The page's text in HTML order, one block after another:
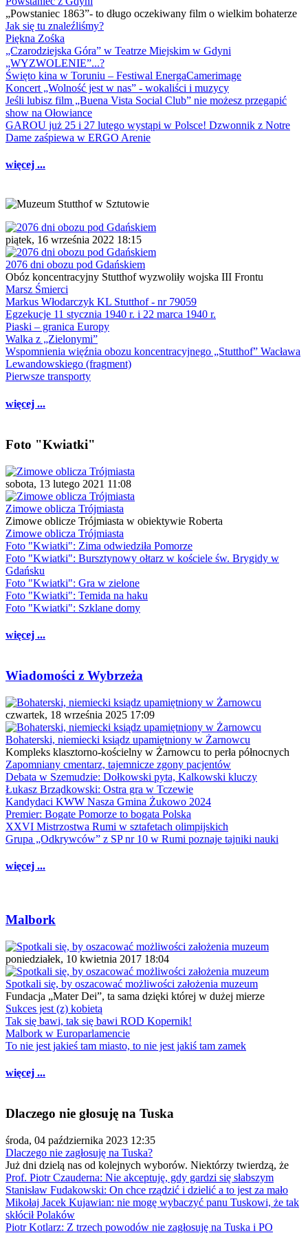
„Powstaniec 1863”- to długo oczekiwany film o wielkim bohaterze
Jak się tu znaleźliśmy?
Piękna Zośka
„Czarodziejska Góra” w Teatrze Miejskim w Gdyni
„WYZWOLENIE”...?
Święto kina w Toruniu – Festiwal EnergaCamerimage
Koncert „Wolność jest w nas” - wokaliści i muzycy
Jeśli lubisz film „Buena Vista Social Club” nie możesz przegapić
show na Ołowiance
GAROU już 25 i 27 lutego wystąpi w Polsce! Dzwonnik z Notre
Dame zaśpiewa w ERGO Arenie
więcej ...
piątek, 16 września 2022 18:15
2076 dni obozu pod Gdańskiem
Obóz koncentracyjny Stutthof wyzwoliły wojska III Frontu
Marsz Śmierci
Markus Włodarczyk KL Stutthof - nr 79059
Egzekucje 11 stycznia 1940 r. i 22 marca 1940 r.
Piaski – granica Europy
Walka z „Zielonymi”
Wspomnienia więźnia obozu koncentracyjnego „Stutthof” Wacława
Lewandowskiego (fragment)
Pierwsze transporty
więcej ...
Foto "Kwiatki"
sobota, 13 lutego 2021 11:08
Zimowe oblicza Trójmiasta
Zimowe oblicze Trójmiasta w obiektywie Roberta
Zimowe oblicza Trójmiasta
Foto "Kwiatki": Zima odwiedziła Pomorze
Foto "Kwiatki": Bursztynowy ołtarz w kościele św. Brygidy w
Gdańsku
Foto "Kwiatki": Gra w zielone
Foto "Kwiatki": Temida na haku
Foto "Kwiatki": Szklane domy
więcej ...
Wiadomości z Wybrzeża
czwartek, 18 września 2025 17:09
Bohaterski, niemiecki ksiądz upamiętniony w Żarnowcu
Kompleks klasztorno-kościelny w Żarnowcu to perła północnych
Zapomniany cmentarz, tajemnicze zgony pacjentów
Debata w Szemudzie: Dołkowski pyta, Kalkowski kluczy
Łukasz Brządkowski: Ostra gra w Tczewie
Kandydaci KWW Nasza Gmina Żukowo 2024
Premier: Bogate Pomorze to bogata Polska
XXVI Mistrzostwa Rumi w sztafetach olimpijskich
Grupa „Odkrywców” z SP nr 10 w Rumi poznaje tajniki nauki
więcej ...
Malbork
poniedziałek, 10 kwietnia 2017 18:04
Spotkali się, by oszacować możliwości założenia muzeum
Fundacja „Mater Dei”, ta sama dzięki której w dużej mierze
Sukces jest (z) kobietą
Tak się bawi, tak się bawi ROD Kopernik!
Malbork w Europarlamencie
To nie jest jakieś tam miasto, to nie jest jakiś tam zamek
więcej ...
Dlaczego nie głosuję na Tuska
środa, 04 października 2023 12:35
Dlaczego nie zagłosuję na Tuska?
Już dni dzielą nas od kolejnych wyborów. Niektórzy twierdzą, że
Prof. Piotr Czauderna: Nie akceptuję, gdy gardzi się słabszym
Stanisław Fudakowski: On chce rządzić i dzielić a to jest za mało
Mikołaj Jacek Kujawian: nie mogę wybaczyć panu Tuskowi, że tak
skłócił Polaków
Piotr Kotlarz: Z trzech powodów nie zagłosuję na Tuska i PO